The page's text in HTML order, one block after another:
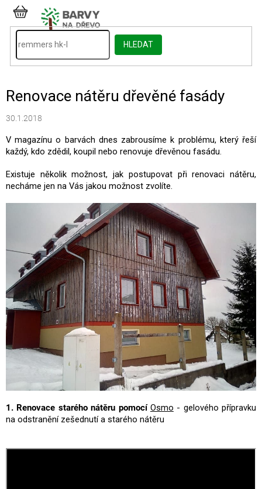
Přejít
obsah
HLEDAT
NÁKUPNÍ
KOŠÍK
Renovace nátěru dřevěné fasády
30.1.2018
V magazínu o barvách dnes zabrousíme k problému, který řeší
každý, kdo zdědil, koupil nebo renovuje dřevěnou fasádu.
Existuje několik možnost, jak postupovat při renovaci nátěru,
necháme jen na Vás jakou možnost zvolíte.
1. Renovace starého nátěru pomocí Osmo - gelového přípravku
na odstranění zešednutí a starého nátěru